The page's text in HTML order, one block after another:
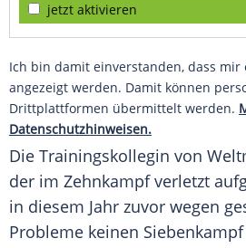
jetzt aktivieren
Ich bin damit einverstanden, dass mir
angezeigt werden. Damit können
Drittplattformen übermittelt werden.
Datenschutzhinweisen.
Die Trainingskollegin von
der im Zehnkampf verletzt
in diesem Jahr zuvor wegen
Probleme keinen Siebenkampf